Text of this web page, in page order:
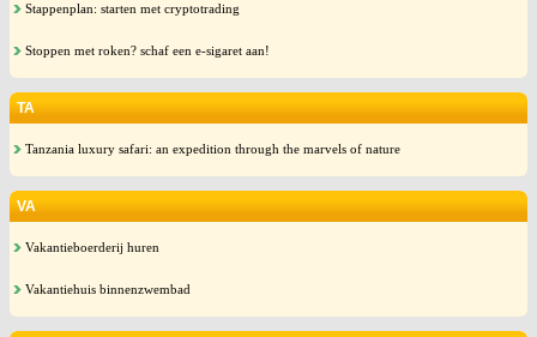
Stappenplan: starten met cryptotrading
Stoppen met roken? schaf een e-sigaret aan!
TA
Tanzania luxury safari: an expedition through the marvels of nature
VA
Vakantieboerderij huren
Vakantiehuis binnenzwembad